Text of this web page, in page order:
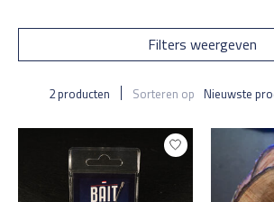
Filters weergeven
2 producten Sorteren op Nieuwste